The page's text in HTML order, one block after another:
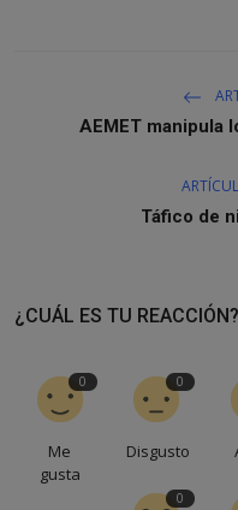
AEMET manipula
Táfico de
¿CUÁL ES TU REACCIÓN?
0
Me
gusta
0
Disgusto
0